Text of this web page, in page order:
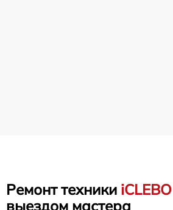
Ремонт техники iCLEBO
выездом мастера